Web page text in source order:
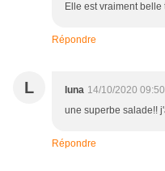
Elle est vraiment
Répondre
L luna 14/10/2020 09:50
une superbe salade!!
Répondre